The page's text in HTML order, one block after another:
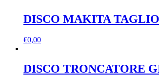
DISCO MAKITA TAGLIO
€0,00
DISCO TRONCATORE